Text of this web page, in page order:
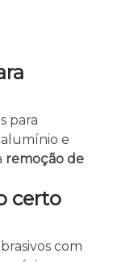
para
e
remoção de
certo
com